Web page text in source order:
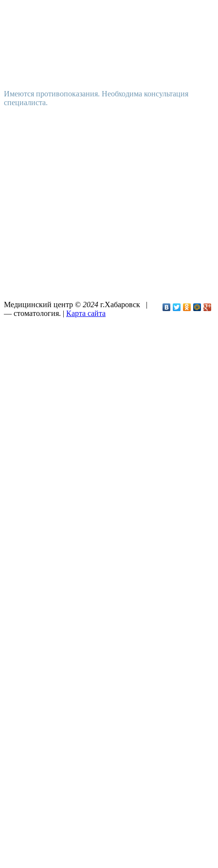
Имеются противопоказания. Необходима консультация
специалиста.
Медицинский центр © 2024 г.Хабаровск |
— стоматология. | Карта сайта